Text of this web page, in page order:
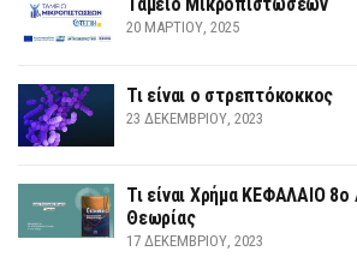
20 ΜΑΡΤΊΟΥ, 2025
Τι είναι ο στρεπτόκοκκος
23 ΔΕΚΕΜΒΡΊΟΥ, 2023
Τι είναι Χρήμα ΚΕΦΑΛΑΙΟ 8ο
Θεωρίας
17 ΔΕΚΕΜΒΡΊΟΥ, 2023